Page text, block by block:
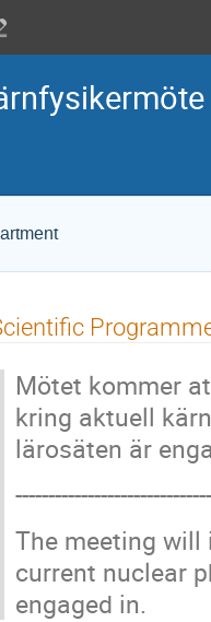
Mötet kommer
kring aktuell
lärosäten är
The meeting
current nuclear
engaged in.